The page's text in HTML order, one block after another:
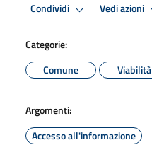
Condividi Vedi azioni
Categorie:
Comune
Viabilità
Argomenti:
Accesso all'informazione